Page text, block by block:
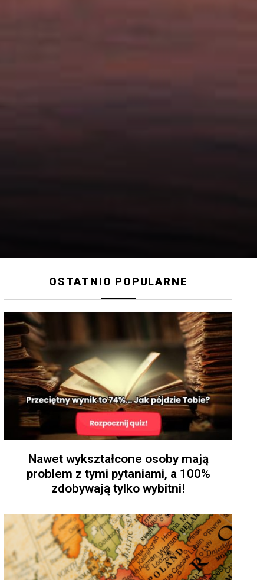
OSTATNIO POPULARNE
Nawet wykształcone osoby mają
problem z tymi pytaniami, a 100%
zdobywają tylko wybitni!